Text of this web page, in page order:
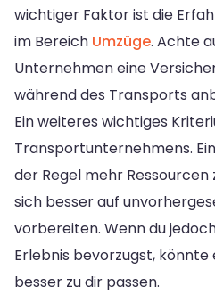
wichtiger Faktor ist die
im Bereich Umzüge. Achte
Unternehmen eine
während des Transports
Ein weiteres wichtiges
Transportunternehmens.
der Regel mehr
sich besser auf
vorbereiten. Wenn du
Erlebnis bevorzugst, könnte
besser zu dir passen.